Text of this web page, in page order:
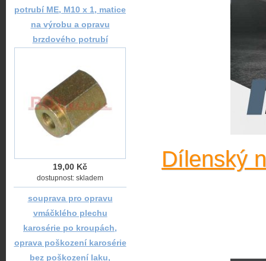
Dílenský
potrubí ME, M10 x 1, matice
na výrobu a opravu
brzdového potrubí
19,00 Kč
dostupnost: skladem
souprava pro opravu
vmáčklého plechu
karosérie po kroupách,
oprava poškození karosérie
bez poškození laku,